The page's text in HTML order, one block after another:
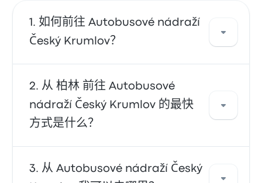
如何前往 Autobusové nádraží
Český Krumlov？
您可以乘坐 巴士 直达您的目的地。或者，您也可
以乘坐出租车或使用拼车服务。
从 柏林 前往 Autobusové
nádraží Český Krumlov 的最快
方式是什么？
往返 Autobusové nádraží Český Krumlov 的最
快方式是乘坐 巴士，它提供前往您的目的地的便
从 Autobusové nádraží Český